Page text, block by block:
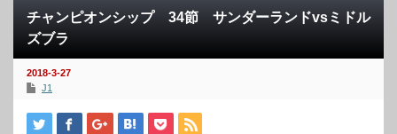
チャンピオンシップ 34節 サンダーランドvsミドル
ズブラ
2018-3-27
J1